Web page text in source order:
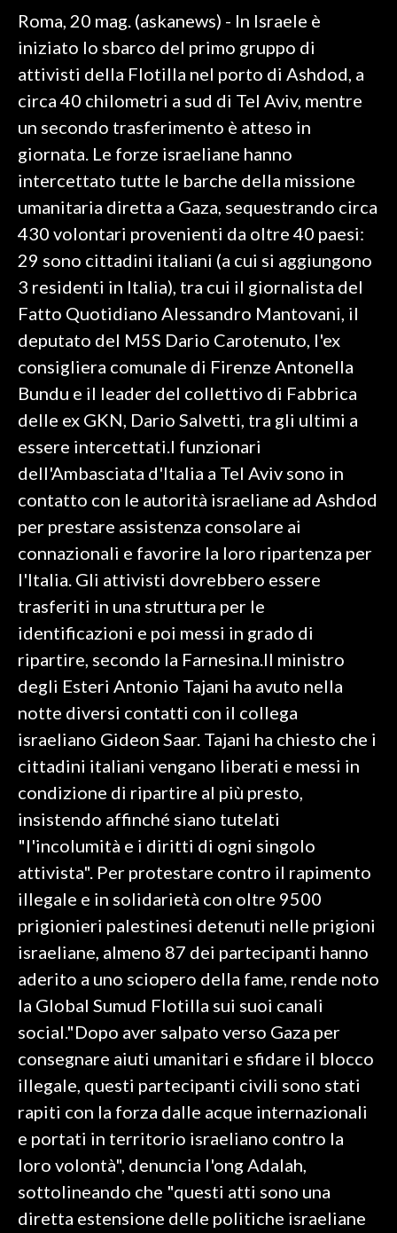
CALCIO REGIONALE
BASKET
VOLLEY
MOTORI
TENNIS
ALTRI SPORT
CULTURA
GOSSIP
SALUTE
SARDEGNA TURISMO
SARDI NEL MONDO
NOTIZIE
EVENTI
3 MINUTI CON
INSULARITÀ
INFO AZIENDE
ABBONATI
ANNUNCI
Roma, 20 mag. (askanews) - In Israele è
iniziato lo sbarco del primo gruppo di
attivisti della Flotilla nel porto di Ashdod, a
circa 40 chilometri a sud di Tel Aviv, mentre
un secondo trasferimento è atteso in
giornata. Le forze israeliane hanno
intercettato tutte le barche della missione
umanitaria diretta a Gaza, sequestrando circa
430 volontari provenienti da oltre 40 paesi:
29 sono cittadini italiani (a cui si aggiungono
3 residenti in Italia), tra cui il giornalista del
Fatto Quotidiano Alessandro Mantovani, il
deputato del M5S Dario Carotenuto, l'ex
consigliera comunale di Firenze Antonella
Bundu e il leader del collettivo di Fabbrica
delle ex GKN, Dario Salvetti, tra gli ultimi a
essere intercettati.I funzionari
dell'Ambasciata d'Italia a Tel Aviv sono in
contatto con le autorità israeliane ad Ashdod
per prestare assistenza consolare ai
connazionali e favorire la loro ripartenza per
l'Italia. Gli attivisti dovrebbero essere
trasferiti in una struttura per le
identificazioni e poi messi in grado di
ripartire, secondo la Farnesina.Il ministro
degli Esteri Antonio Tajani ha avuto nella
notte diversi contatti con il collega
israeliano Gideon Saar. Tajani ha chiesto che i
cittadini italiani vengano liberati e messi in
condizione di ripartire al più presto,
insistendo affinché siano tutelati
"l'incolumità e i diritti di ogni singolo
attivista". Per protestare contro il rapimento
illegale e in solidarietà con oltre 9500
prigionieri palestinesi detenuti nelle prigioni
israeliane, almeno 87 dei partecipanti hanno
aderito a uno sciopero della fame, rende noto
la Global Sumud Flotilla sui suoi canali
social."Dopo aver salpato verso Gaza per
consegnare aiuti umanitari e sfidare il blocco
illegale, questi partecipanti civili sono stati
rapiti con la forza dalle acque internazionali
e portati in territorio israeliano contro la
loro volontà", denuncia l'ong Adalah,
sottolineando che "questi atti sono una
diretta estensione delle politiche israeliane